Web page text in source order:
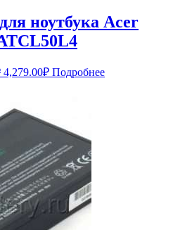
ноутбука Acer
Первоначальная
4,668.00₽.
4,279.00₽Текущая
Подробнее